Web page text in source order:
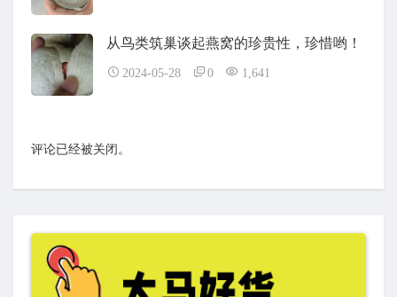
从鸟类筑巢谈起燕窝的珍贵性，珍惜哟！
2024-05-28 0 1,641
评论已经被关闭。